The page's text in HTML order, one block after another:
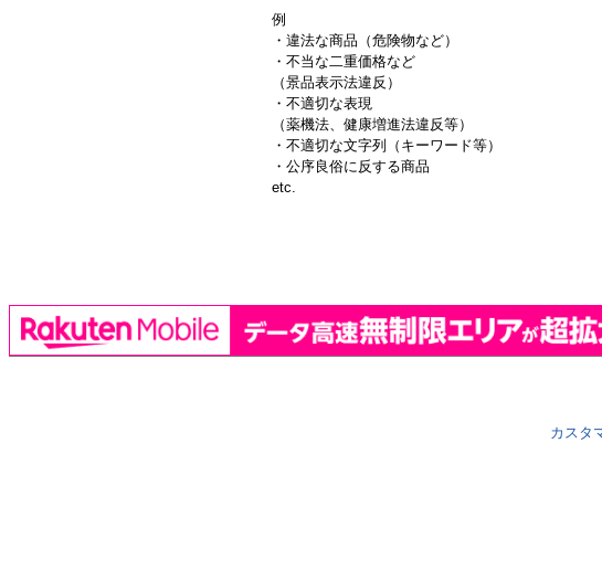
例
・違法な商品（危険物など）
・不当な二重価格など
（景品表示法違反）
・不適切な表現
（薬機法、健康増進法違反等）
・不適切な文字列（キーワード等）
・公序良俗に反する商品
etc.
カスタ